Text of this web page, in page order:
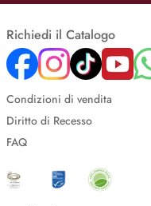
Richiedi il Catalogo
Condizioni di vendita
Diritto di Recesso
FAQ